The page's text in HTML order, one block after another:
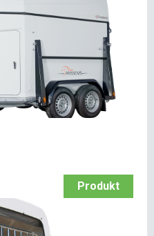
Produkt